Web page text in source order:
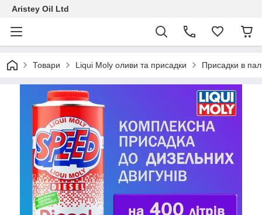
Aristey Oil Ltd
Товари Liqui Moly оливи та присадки Присадки в